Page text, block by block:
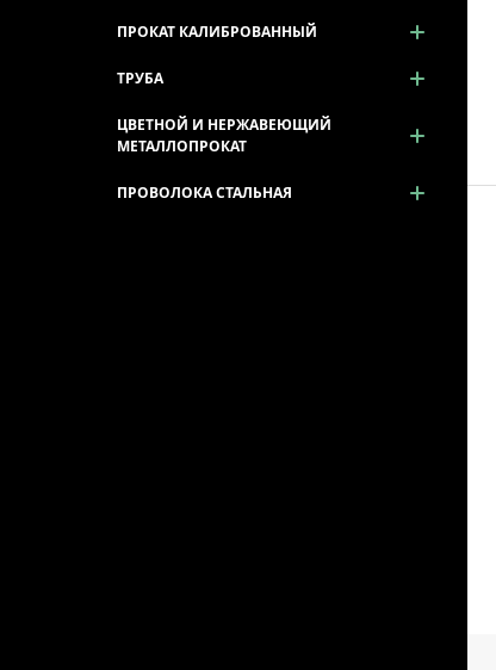
ПРОКАТ КАЛИБРОВАННЫЙ
ТРУБА
ЦВЕТНОЙ И НЕРЖАВЕЮЩИЙ
МЕТАЛЛОПРОКАТ
ПРОВОЛОКА СТАЛЬНАЯ